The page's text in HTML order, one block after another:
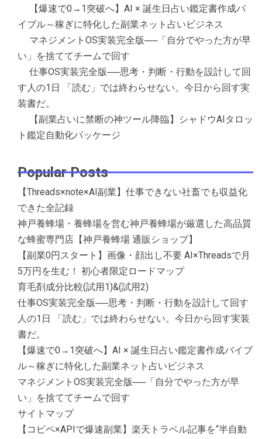
【爆速で0→1突破へ】AI × 誕生日占い鑑定書作成バ
イブル～稼ぎに特化した副業ネット占いビジネス
マネジメントOS実装完全版──「自分でやった方が早
い」を捨ててチームで回す
仕事OS実装完全版──思考・判断・行動を設計して回
す人の1日 「読む」では終わらせない。今日から回す実
装書だ。
【副業占いに禁断の神ツール降臨】シャドウAIタロッ
ト鑑定自動化パッケージ
Popular Posts
【Threads×note×AI副業】仕事できない社畜でも収益化
できた全記録
神戸養蜂場・養蜂場を営む神戸養蜂場が厳選した高品質
な蜂蜜専門店【神戸養蜂場 通販ショップ】
【副業0円スタート】画像・顔出し不要 AI×Threadsで月
5万円を生む！ 初心者限定ロードマップ
育毛剤成分比較(試用1)&(試用2)
仕事OS実装完全版──思考・判断・行動を設計して回す
人の1日 「読む」では終わらせない。今日から回す実装
書だ。
【爆速で0→1突破へ】AI × 誕生日占い鑑定書作成バイブ
ル～稼ぎに特化した副業ネット占いビジネス
マネジメントOS実装完全版──「自分でやった方が早
い」を捨ててチームで回す
サイトマップ
【コピペ×APIで爆速副業】楽天トラベル記事を“半自動